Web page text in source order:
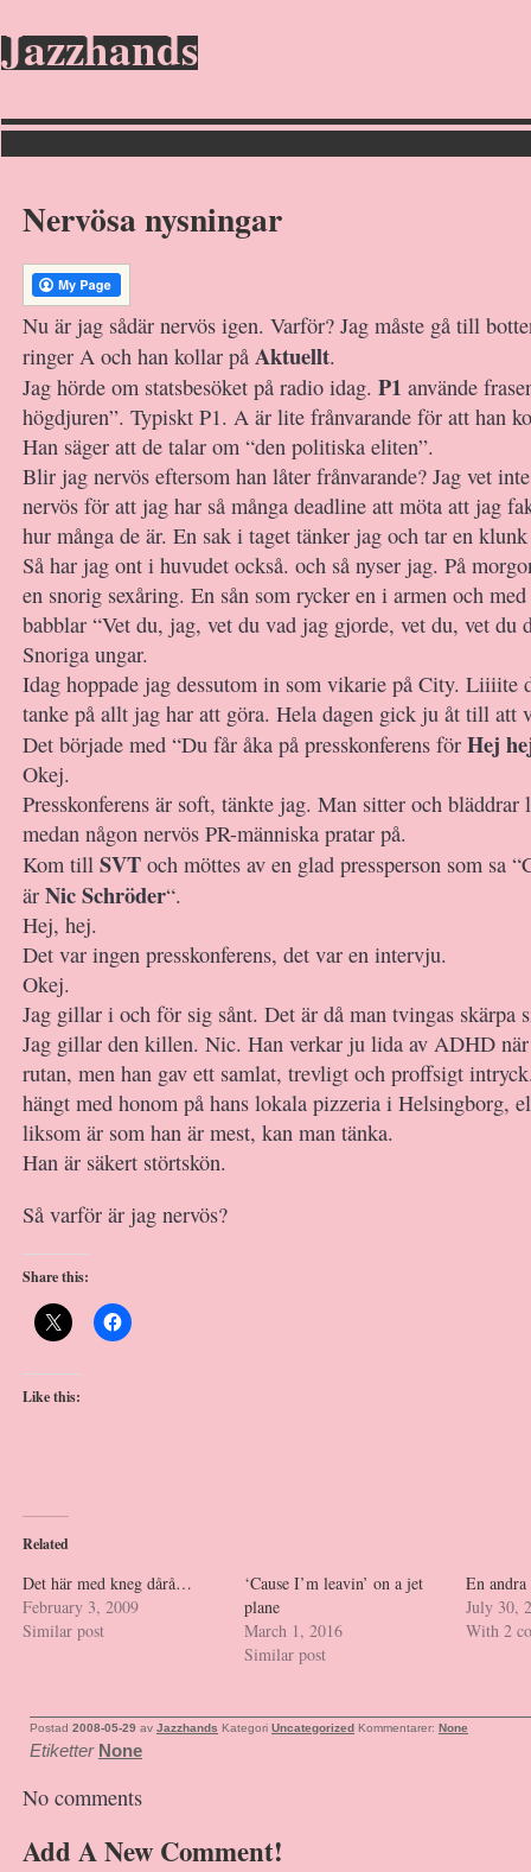
Jazzhands
Nervösa nysningar
Nu är jag sådär nervös igen. Varför? Jag måste gå till
ringer A och han kollar på Aktuellt.
Jag hörde om statsbesöket på radio idag. P1 använde
högdjuren”. Typiskt P1. A är lite frånvarande för att han
Han säger att de talar om “den politiska eliten”.
Blir jag nervös eftersom han låter frånvarande? Jag vet
nervös för att jag har så många deadline att möta att jag
hur många de är. En sak i taget tänker jag och tar en
Så har jag ont i huvudet också. och så nyser jag. På
en snorig sexåring. En sån som rycker en i armen och
babblar “Vet du, jag, vet du vad jag gjorde, vet du, vet du
Snoriga ungar.
Idag hoppade jag dessutom in som vikarie på City. Liiiite
tanke på allt jag har att göra. Hela dagen gick ju åt till att
Det började med “Du får åka på presskonferens för Hej
Okej.
Presskonferens är soft, tänkte jag. Man sitter och
medan någon nervös PR-människa pratar på.
Kom till SVT och möttes av en glad pressperson som sa
är Nic Schröder“.
Hej, hej.
Det var ingen presskonferens, det var en intervju.
Okej.
Jag gillar i och för sig sånt. Det är då man tvingas skärpa
Jag gillar den killen. Nic. Han verkar ju lida av ADHD
rutan, men han gav ett samlat, trevligt och proffsigt
hängt med honom på hans lokala pizzeria i Helsingborg,
liksom är som han är mest, kan man tänka.
Han är säkert störtskön.
Så varför är jag nervös?
Share this:
Like this:
Related
Det här med kneg dårå…
February 3, 2009
Similar post
‘Cause I’m leavin’ on a jet
plane
March 1, 2016
Similar post
En
July 30,
With 2
Postad 2008-05-29 av Jazzhands Kategori Uncategorized Kommentarer: None
Etiketter None
No comments
Add A New Comment!